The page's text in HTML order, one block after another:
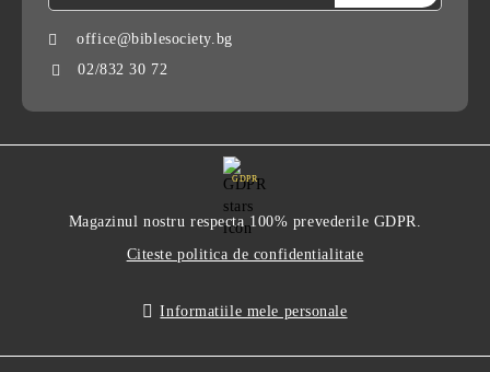
office@biblesociety.bg
02/832 30 72
GDPR
Magazinul nostru respecta 100% prevederile GDPR.
Citeste politica de confidentialitate
Informatiile mele personale